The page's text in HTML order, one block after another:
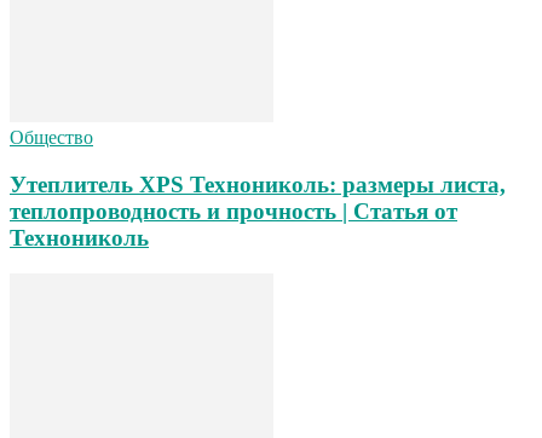
Общество
Утеплитель XPS Технониколь: размеры листа,
теплопроводность и прочность | Статья от
Технониколь